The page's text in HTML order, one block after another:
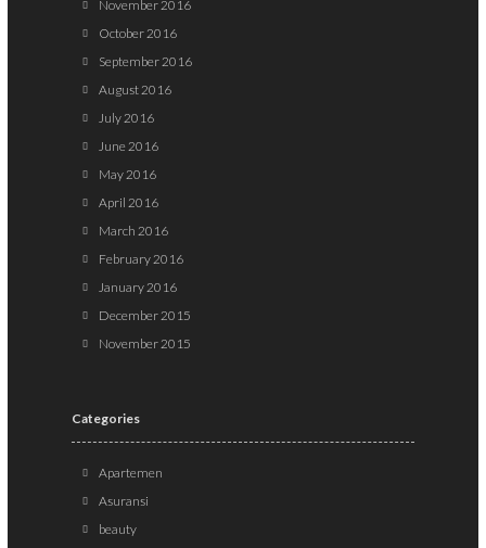
November 2016
October 2016
September 2016
August 2016
July 2016
June 2016
May 2016
April 2016
March 2016
February 2016
January 2016
December 2015
November 2015
Categories
Apartemen
Asuransi
beauty